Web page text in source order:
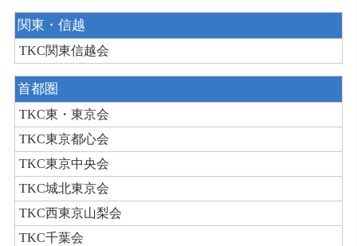
関東・信越
TKC関東信越会
首都圏
TKC東・東京会
TKC東京都心会
TKC東京中央会
TKC城北東京会
TKC西東京山梨会
TKC千葉会